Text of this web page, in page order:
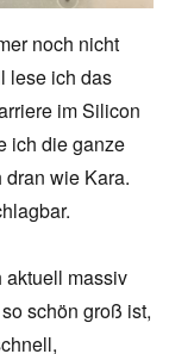
noch nicht
lese ich das
im Silicon
ich die ganze
wie Kara.
aktuell massiv
schön groß ist,